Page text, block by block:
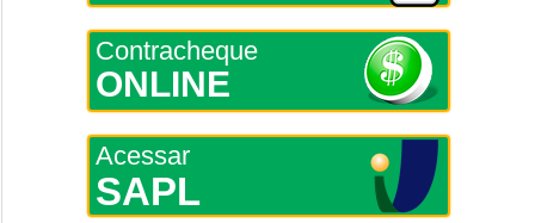
Contracheque
ONLINE
Acessar
SAPL